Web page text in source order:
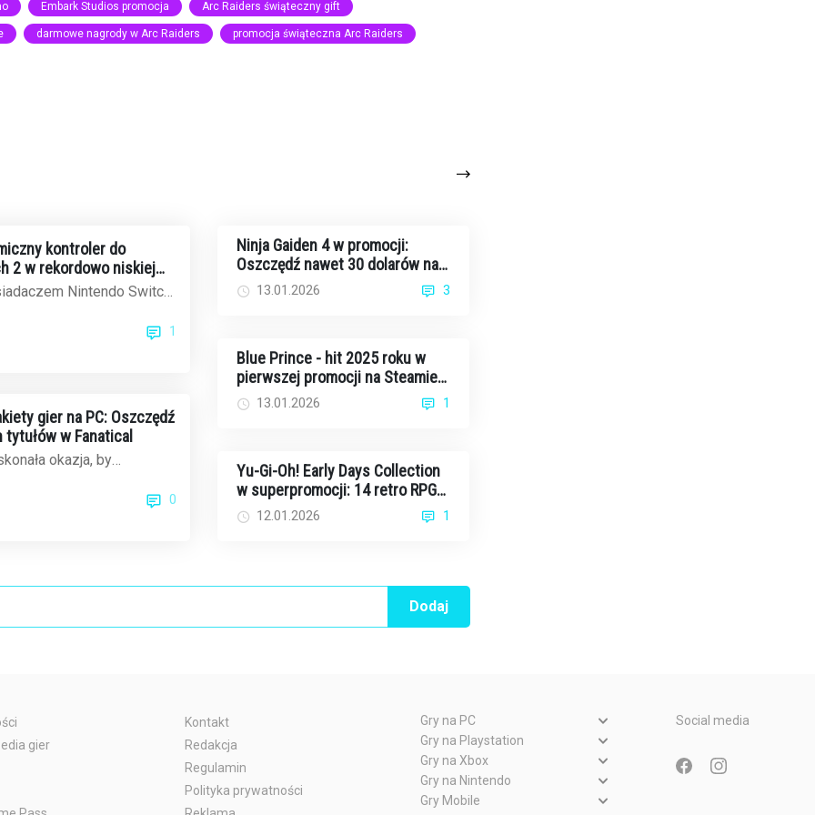
Embark Studios promocja Arc Raiders świąteczny gift
darmowe nagrody w Arc Raiders promocja świąteczna Arc Raiders
kontroler do
2 w rekordowo niskiej
Nintendo Switch
1
gier na PC: Oszczędź
w Fanatical
okazja, by
...
0
Ninja Gaiden 4 w promocji:
Oszczędź nawet 30 dolarów na
fizycznych edycjach
13.01.2026 3
Blue Prince - hit 2025 roku w
pierwszej promocji na Steamie
poniżej 20 dolarów
13.01.2026 1
Yu-Gi-Oh! Early Days Collection
w superpromocji: 14 retro RPG-
ów na Switcha za jedyne 20
dolarów
12.01.2026 1
Dodaj
gier
Kontakt
Redakcja
Regulamin
Polityka prywatności
Gry na PC
Gry PC
Gry WWW
Gry na Playstation
Gry PlayStation 5
Gry PlayStation 4
Gry PlayStation 3
Gry na Xbox
Gry Xbox Series X
Gry Xbox One
Gry na Nintendo
Gry Nintendo Switch
Gry Mobile
Social media